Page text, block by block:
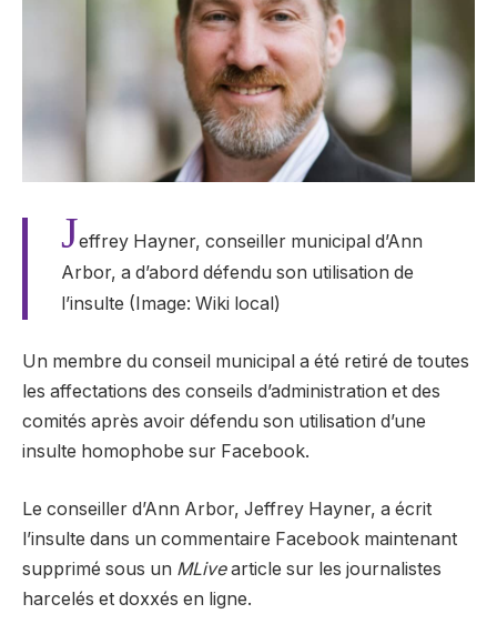
Jeffrey Hayner, conseiller municipal d’Ann
Arbor, a d’abord défendu son utilisation de
l’insulte (Image: Wiki local)
Un membre du conseil municipal a été retiré de toutes
les affectations des conseils d’administration et des
comités après avoir défendu son utilisation d’une
insulte homophobe sur Facebook.
Le conseiller d’Ann Arbor, Jeffrey Hayner, a écrit
l’insulte dans un commentaire Facebook maintenant
supprimé sous un MLivearticle sur les journalistes
harcelés et doxxés en ligne.